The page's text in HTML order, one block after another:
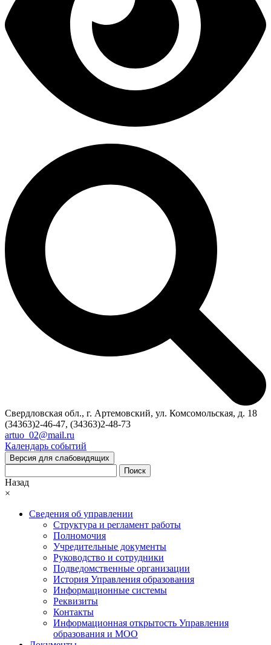
Свердловская обл., г. Артемовский, ул. Комсомольская, д. 18
(34363)2-46-47, (34363)2-48-73
artuo_02@mail.ru
Календарь событий
Версия для слабовидящих
Поиск
Назад
×
Сведения об управлении
Структура и регламент работы
Полномочия
Учредительные документы
Руководство и сотрудники
Подведомственные организации
История Управления образования
Информационные системы
Реквизиты
Контакты
Информационная открытость Управления
образования и МОО